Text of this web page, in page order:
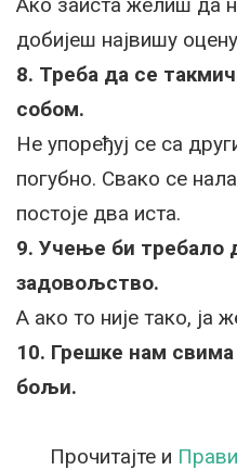
Ако заиста желиш да
добијеш највишу
8. Треба да се
собом.
Не упоређуј се са
погубно. Свако се
постоје два иста.
9. Учење би требало
задовољство.
А ако то није тако, ја
10. Грешке нам
бољи.
Прочитајте и